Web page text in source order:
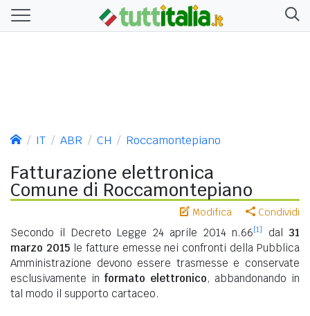
IT ABR CH Roccamontepiano
Fatturazione elettronica
Comune di Roccamontepiano
Modifica Condividi
Secondo il Decreto Legge 24 aprile 2014 n.66[1] dal 31
marzo 2015le fatture emesse nei confronti della Pubblica
Amministrazione devono essere trasmesse e conservate
esclusivamente in formato elettronico, abbandonando in
tal modo il supporto cartaceo.